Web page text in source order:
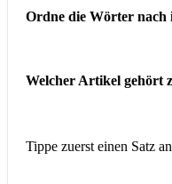
Ordne die Wörter
Welcher Artikel gehört
Tippe zuerst einen Satz